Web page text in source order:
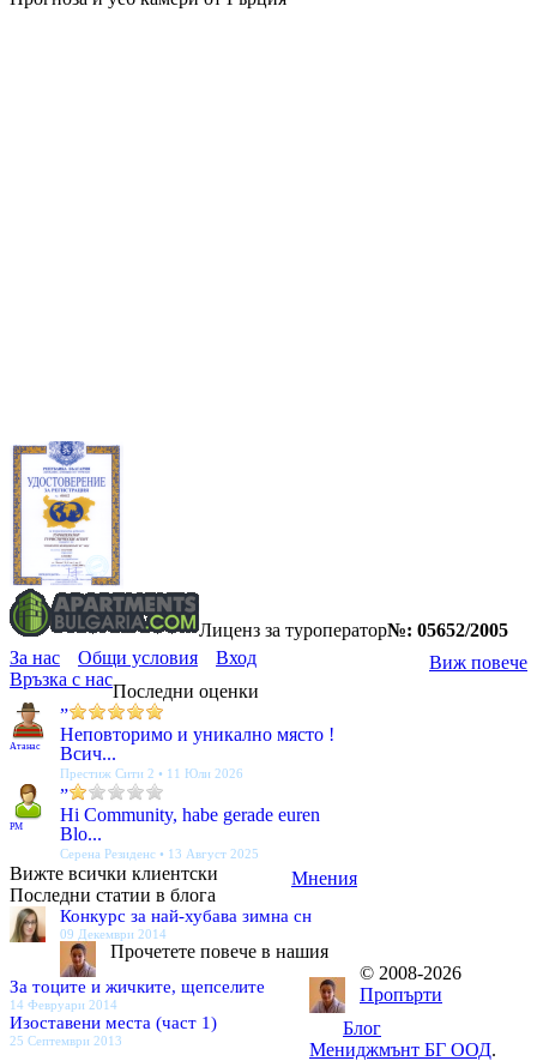
Лиценз за туроператор№: 05652/2005
Виж повече
За нас Общи условия
Вход
Връзка с нас
Последни оценки
Атанас
”
Неповторимо и уникално място !
Всич...
Престиж Сити 2 • 11 Юли 2026
PM
”
Hi Community, habe gerade euren
Blo...
Серена Резиденс • 13 Август 2025
Мнения
Вижте всички клиентски
Последни статии в блога
Конкурс за най-хубава зимна сн
09 Декември 2014
За тоците и жичките, щепселите
14 Февруари 2014
Изоставени места (част 1)
25 Септември 2013
Блог
Прочетете повече в нашия
© 2008-2026
Пропърти
Мениджмънт БГ ООД.